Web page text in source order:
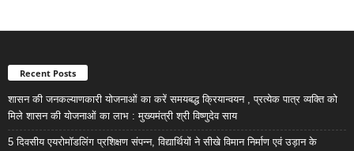
Recent Posts
शासन की जनकल्याणकारी योजनाओं का करें समयबद्ध क्रियान्वयन , प्रत्येक पात्र व्यक्ति को
मिले शासन की योजनाओं का लाभ : मुख्यमंत्री श्री विष्णुदेव साय
5 दिवसीय एयरोमॉडलिंग प्रशिक्षण संपन्न, विद्यार्थियों ने सीखे विमान निर्माण एवं उड़ान के